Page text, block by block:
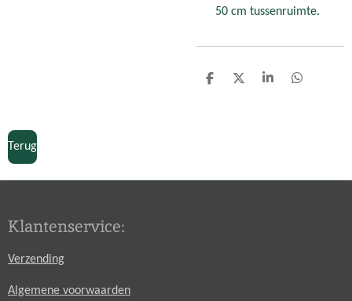
50 cm tussenruimte.
D
D
S
D
Terug
Klantenservice:
Verzending
Algemene voorwaarden